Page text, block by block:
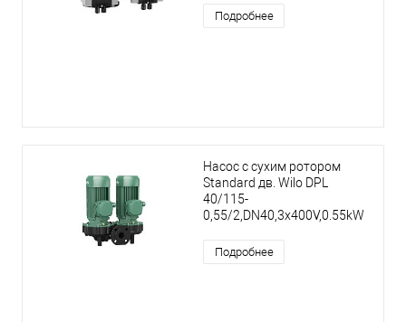
Подробнее
Насос с сухим ротором
Standard дв. Wilo DPL
40/115-
0,55/2,DN40,3x400V,0.55kW
Подробнее